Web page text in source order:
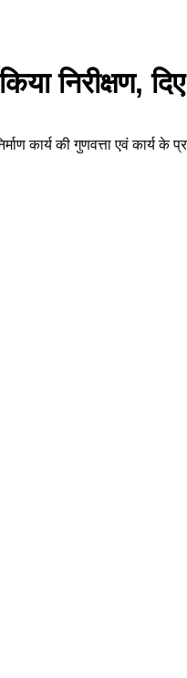
निरीक्षण,
कार्य की गुणवत्ता एवं कार्य